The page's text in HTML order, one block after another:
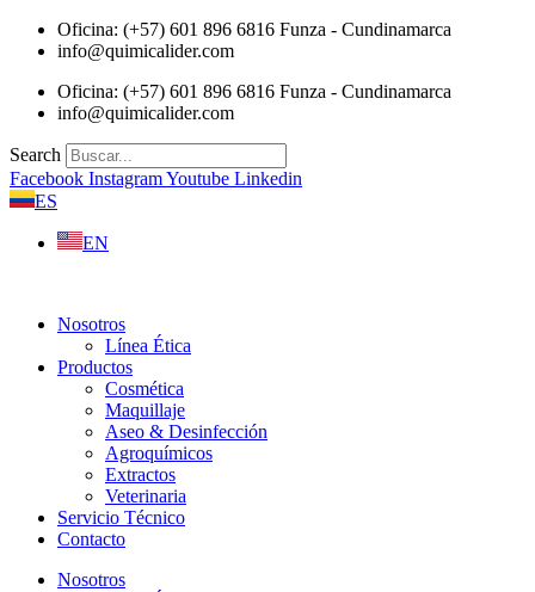
Saltar
Oficina: (+57) 601 896 6816 Funza - Cundinamarca
info@quimicalider.com
Oficina: (+57) 601 896 6816 Funza - Cundinamarca
info@quimicalider.com
Search
Facebook InstagramYoutube Linkedin
ES
EN
Nosotros
Línea Ética
Productos
Cosmética
Maquillaje
Aseo & Desinfección
Agroquímicos
Extractos
Veterinaria
Servicio Técnico
Contacto
Nosotros